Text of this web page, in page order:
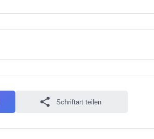
Schriftart teilen